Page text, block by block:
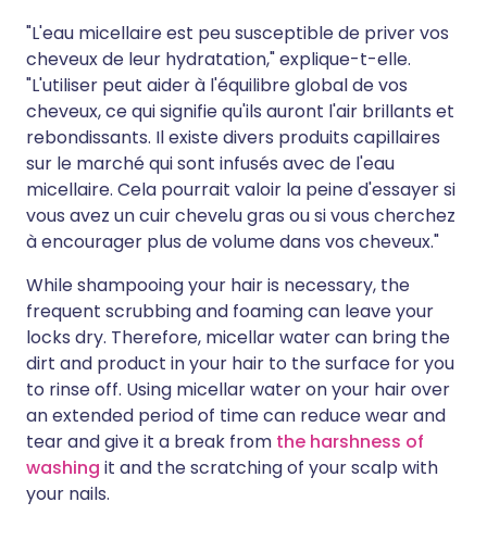
"L'eau micellaire est peu susceptible de priver vos
cheveux de leur hydratation," explique-t-elle.
"L'utiliser peut aider à l'équilibre global de vos
cheveux, ce qui signifie qu'ils auront l'air brillants et
rebondissants. Il existe divers produits capillaires
sur le marché qui sont infusés avec de l'eau
micellaire. Cela pourrait valoir la peine d'essayer si
vous avez un cuir chevelu gras ou si vous cherchez
à encourager plus de volume dans vos cheveux."
While shampooing your hair is necessary, the
frequent scrubbing and foaming can leave your
locks dry. Therefore, micellar water can bring the
dirt and product in your hair to the surface for you
to rinse off. Using micellar water on your hair over
an extended period of time can reduce wear and
tear and give it a break from the harshness of
washing it and the scratching of your scalp with
your nails.